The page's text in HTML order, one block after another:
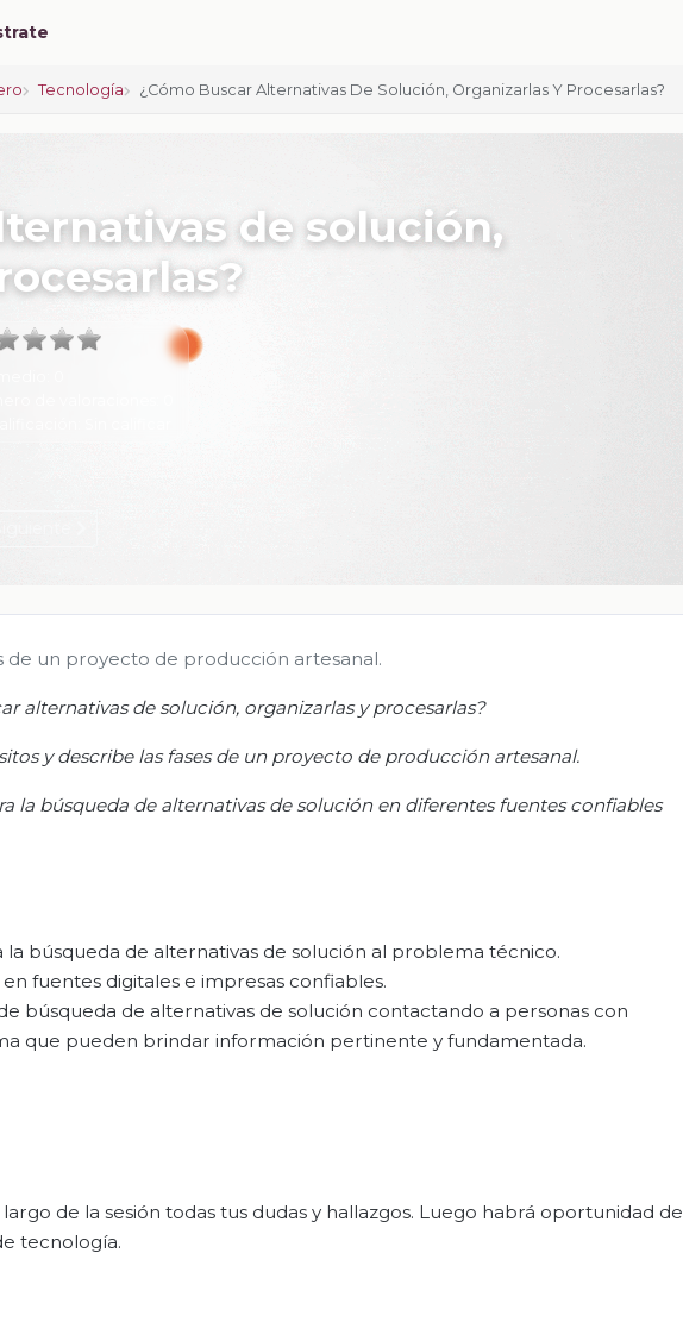
Tecnología ¿Cómo Buscar Alternativas De Solución, Organizarlas Y Procesarlas?
de solución,
de un proyecto de producción artesanal.
alternativas de solución, organizarlas y procesarlas?
y describe las fases de un proyecto de producción artesanal.
la búsqueda de alternativas de solución en diferentes fuentes confiables
búsqueda de alternativas de solución al problema técnico.
fuentes digitales e impresas confiables.
búsqueda de alternativas de solución contactando a personas con
que pueden brindar información pertinente y fundamentada.
de la sesión todas tus dudas y hallazgos. Luego habrá oportunidad de
tecnología.